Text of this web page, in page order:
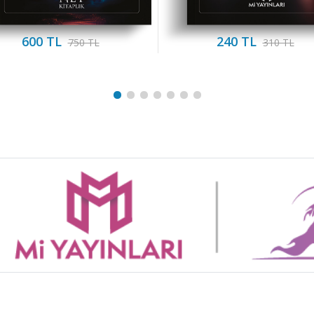
600 TL 750 TL 240 TL 310 TL